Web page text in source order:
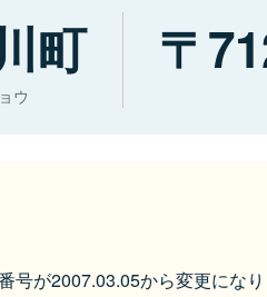
町
ウ
号が2007.03.05から変更にな